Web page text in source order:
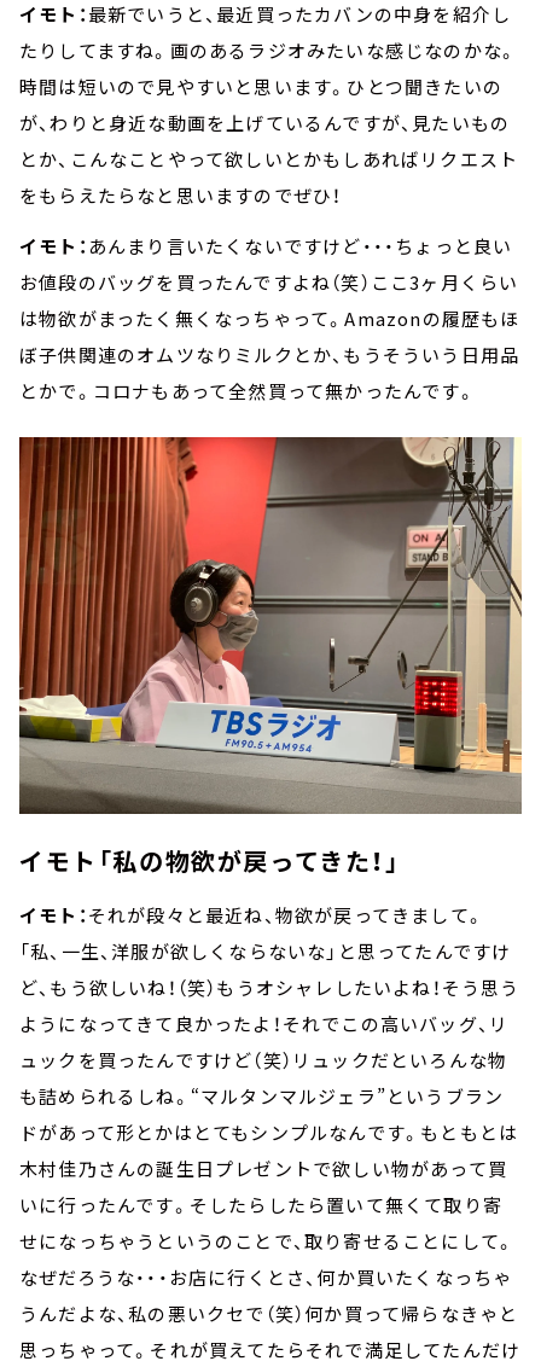
イモト：最新でいうと、最近買ったカバンの中身を紹介し
たりしてますね。画のあるラジオみたいな感じなのかな。
時間は短いので見やすいと思います。ひとつ聞きたいの
が、わりと身近な動画を上げているんですが、見たいもの
とか、こんなことやって欲しいとかもしあればリクエスト
をもらえたらなと思いますのでぜひ！
イモト： あんまり言いたくないですけど・・・ちょっと良い
お値段のバッグを買ったんですよね（笑）ここ3ヶ月くらい
は物欲がまったく無くなっちゃって。Amazonの履歴もほ
ぼ子供関連のオムツなりミルクとか、もうそういう日用品
とかで。コロナもあって全然買って無かったんです。
イモト「私の物欲が戻ってきた！」
イモト：それが段々と最近ね、物欲が戻ってきまして。
「私、一生、洋服が欲しくならないな」と思ってたんですけ
ど、もう欲しいね！（笑）もうオシャレしたいよね！そう思う
ようになってきて良かったよ！それでこの高いバッグ、リ
ュックを買ったんですけど（笑）リュックだといろんな物
も詰められるしね。“マルタンマルジェラ”というブラン
ドがあって形とかはとてもシンプルなんです。もともとは
木村佳乃さんの誕生日プレゼントで欲しい物があって買
いに行ったんです。そしたらしたら置いて無くて取り寄
せになっちゃうというのことで、取り寄せることにして。
なぜだろうな・・・お店に行くとさ、何か買いたくなっちゃ
うんだよな、私の悪いクセで（笑）何か買って帰らなきゃと
思っちゃって。それが買えてたらそれで満足してたんだけ